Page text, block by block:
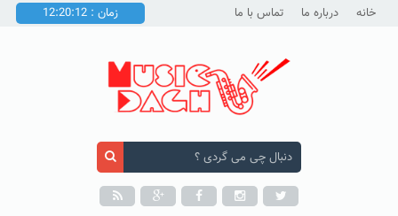
خانه درباره ما تماس با ما زمان : 12:20:14